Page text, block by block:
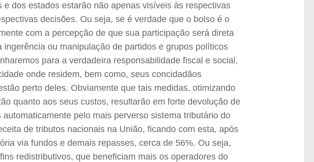
dos estados estarão não apenas visíveis às respectivas
decisões. Ou seja, se é verdade que o bolso é o
com a percepção de que sua participação será direta
ou manipulação de partidos e grupos políticos
para a verdadeira responsabilidade fiscal e social,
onde residem, bem como, seus concidadãos
perto deles. Obviamente que tais medidas, otimizando
quanto aos seus custos, resultarão em forte devolução de
pelo mais perverso sistema tributário do
de tributos nacionais na União, ficando com esta, após
via fundos e demais repasses, cerca de 56%. Ou seja,
redistributivos, que beneficiam mais os operadores do